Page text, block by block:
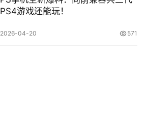
PS4游戏还能玩！
2026-04-20 571